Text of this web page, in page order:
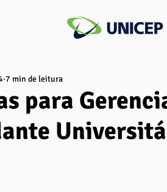
para
7 min de leitura